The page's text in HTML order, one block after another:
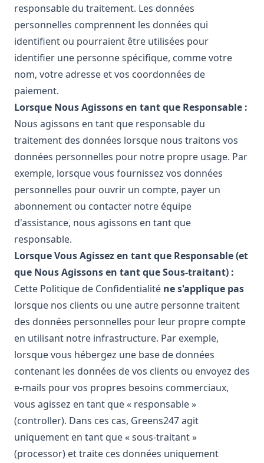
responsable du traitement. Les données
personnelles comprennent les données qui
identifient ou pourraient être utilisées pour
identifier une personne spécifique, comme votre
nom, votre adresse et vos coordonnées de
paiement.
Lorsque Nous Agissons en tant que Responsable :
Nous agissons en tant que responsable du
traitement des données lorsque nous traitons vos
données personnelles pour notre propre usage. Par
exemple, lorsque vous fournissez vos données
personnelles pour ouvrir un compte, payer un
abonnement ou contacter notre équipe
d'assistance, nous agissons en tant que
responsable.
Lorsque Vous Agissez en tant que Responsable (et
que Nous Agissons en tant que Sous-traitant) :
Cette Politique de Confidentialité ne s'applique pas
lorsque nos clients ou une autre personne traitent
des données personnelles pour leur propre compte
en utilisant notre infrastructure. Par exemple,
lorsque vous hébergez une base de données
contenant les données de vos clients ou envoyez des
e-mails pour vos propres besoins commerciaux,
vous agissez en tant que « responsable »
(controller). Dans ces cas, Greens247 agit
uniquement en tant que « sous-traitant »
(processor) et traite ces données uniquement